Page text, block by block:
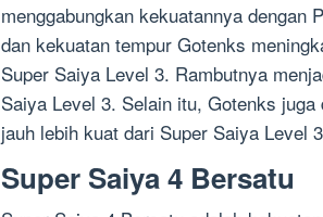
menggabungkan kekuatannya
dan kekuatan tempur Gotenks
Super Saiya Level 3. Rambutnya
Saiya Level 3. Selain itu, Gotenks
jauh lebih kuat dari Super Saiya Level
Super Saiya 4 Bersatu